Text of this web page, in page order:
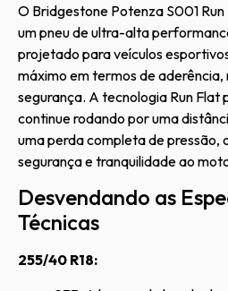
O Bridgestone Potenza S001
um pneu de ultra-alta
projetado para veículos
máximo em termos de
segurança. A tecnologia Run Flat
continue rodando por uma
uma perda completa de pressão,
segurança e tranquilidade ao
Desvendando as
Técnicas
255/40 R18: